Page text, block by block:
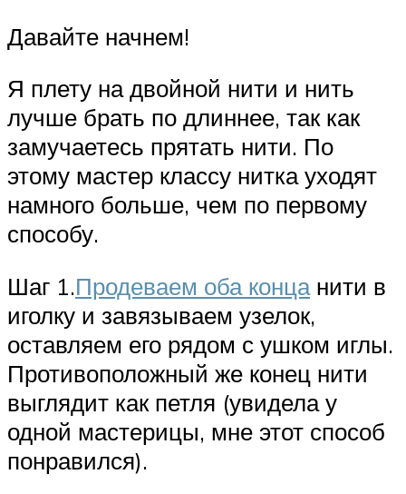
Давайте начнем!
Я плету на двойной нити и нить
лучше брать по длиннее, так как
замучаетесь прятать нити. По
этому мастер классу нитка уходят
намного больше, чем по первому
способу.
Шаг 1.Продеваем оба концанити в
иголку и завязываем узелок,
оставляем его рядом с ушком иглы.
Противоположный же конец нити
выглядит как петля (увидела у
одной мастерицы, мне этот способ
понравился).